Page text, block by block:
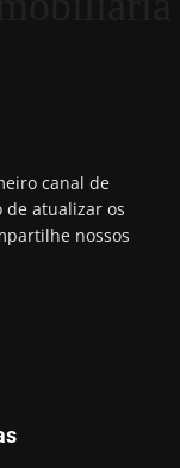
canal de
de atualizar os
nossos